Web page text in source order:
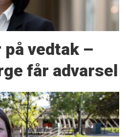
vedtak –
får advarsel